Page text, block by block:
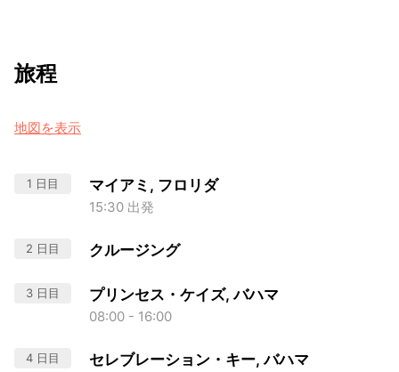
旅程
地図を表示
1 日目 マイアミ, フロリダ
15:30 出発
2 日目 クルージング
3 日目 プリンセス・ケイズ, バハマ
08:00 - 16:00
4 日目 セレブレーション・キー, バハマ